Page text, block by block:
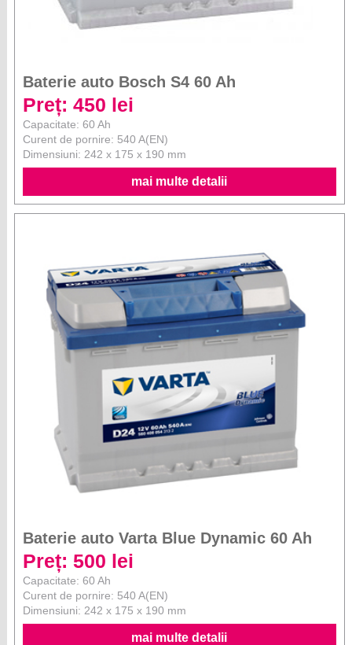
Baterie auto Bosch S4 60 Ah
Preț: 450 lei
Capacitate: 60 Ah
Curent de pornire: 540 A(EN)
Dimensiuni: 242 x 175 x 190 mm
mai multe detalii
Baterie auto Varta Blue Dynamic 60 Ah
Preț: 500 lei
Capacitate: 60 Ah
Curent de pornire: 540 A(EN)
Dimensiuni: 242 x 175 x 190 mm
mai multe detalii